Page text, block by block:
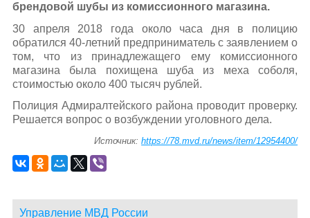
брендовой шубы из комиссионного магазина.
30 апреля 2018 года около часа дня в полицию
обратился 40-летний предприниматель с заявлением о
том, что из принадлежащего ему комиссионного
магазина была похищена шуба из меха соболя,
стоимостью около 400 тысяч рублей.
Полиция Адмиралтейского района проводит проверку.
Решается вопрос о возбуждении уголовного дела.
Источник:https://78.mvd.ru/news/item/12954400/
Управление МВД России